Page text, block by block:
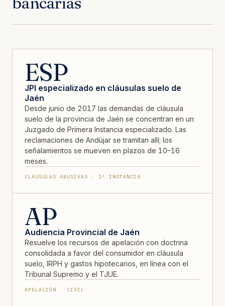
ESP
JPI especializado en cláusulas suelo de
Jaén
Desde junio de 2017 las demandas de cláusula
suelo de la provincia de Jaén se concentran en un
Juzgado de Primera Instancia especializado. Las
reclamaciones de Andújar se tramitan allí; los
señalamientos se mueven en plazos de 10–16
meses.
CLÁUSULAS ABUSIVAS · 1ª INSTANCIA
AP
Audiencia Provincial de Jaén
Resuelve los recursos de apelación con doctrina
consolidada a favor del consumidor en cláusula
suelo, IRPH y gastos hipotecarios, en línea con el
Tribunal Supremo y el TJUE.
APELACIÓN · CIVIL